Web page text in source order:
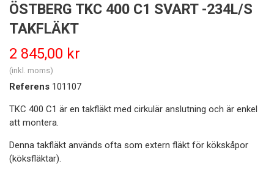
ÖSTBERG TKC 400 C1 SVART -234L/S
TAKFLÄKT
2 845,00 kr
(inkl. moms)
Referens 101107
TKC 400 C1 är en takfläkt med cirkulär anslutning och är enkel
att montera.
Denna takfläkt används ofta som extern fläkt för kökskåpor
(köksfläktar).